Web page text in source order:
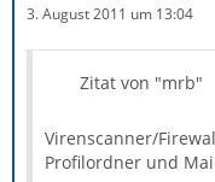
3. August 2011 um 13:04
Zitat von "mrb"
Virenscanner/
Profilordner und